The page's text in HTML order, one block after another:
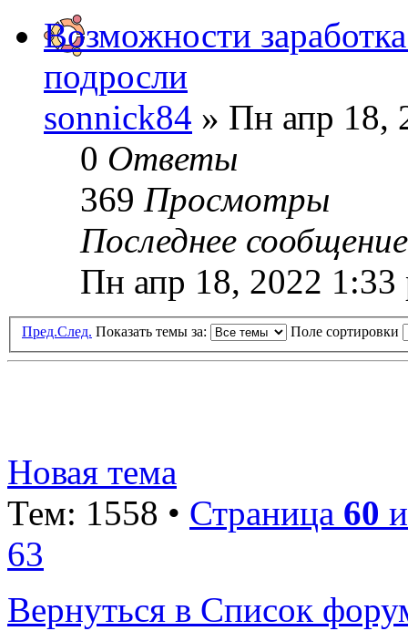
Возможности
подросли
sonnick84 » Пн апр 18,
0 Ответы
369 Просмотры
Последнее
Пн апр 18, 2022 1:33
Пред.След. Показать темы за: Поле сортировки
Новая тема
Тем: 1558 • Страница 60
63
Вернуться в Список